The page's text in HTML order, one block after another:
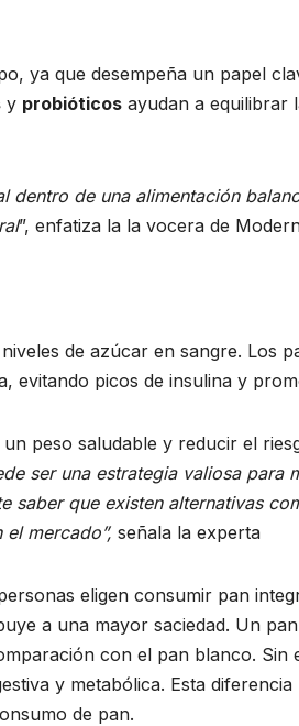
ya que desempeña un papel
y probióticos ayudan a equilibrar
de una alimentación
”, enfatiza la la vocera de
de azúcar en sangre. Los
evitando picos de insulina y
peso saludable y reducir el
ser una estrategia valiosa para
que existen alternativas
mercado”, señala la experta
eligen consumir pan
a una mayor saciedad. Un
con el pan blanco. Sin
y metabólica. Esta
de pan.